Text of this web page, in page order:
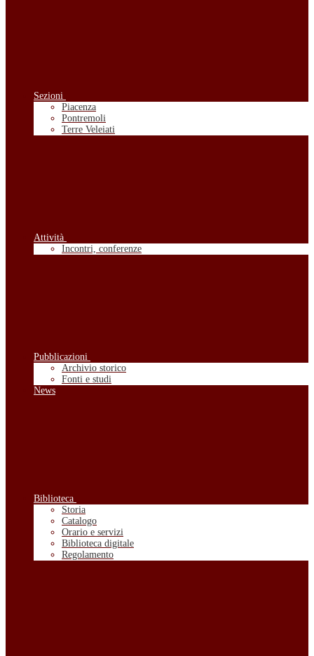
Sezioni
Piacenza
Pontremoli
Terre Veleiati
Attività
Incontri, conferenze
Pubblicazioni
Archivio storico
Fonti e studi
News
Biblioteca
Storia
Catalogo
Orario e servizi
Biblioteca digitale
Regolamento